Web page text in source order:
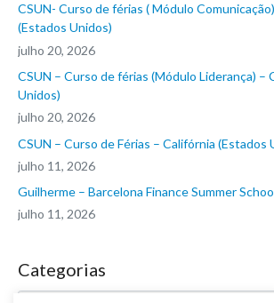
CSUN- Curso de férias ( Módulo
(Estados Unidos)
julho 20, 2026
CSUN – Curso de férias (Módulo Liderança) –
Unidos)
julho 20, 2026
CSUN – Curso de Férias – Califórnia (Estados
julho 11, 2026
Guilherme – Barcelona Finance Summer
julho 11, 2026
Categorias